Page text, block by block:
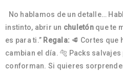
No hablamos de un detalle…
instinto, abrir un chuletónque te
es para ti.” Regala: 🥩 Cortes que
cambian el día. 🐅 Packs
conforman. Si quieres